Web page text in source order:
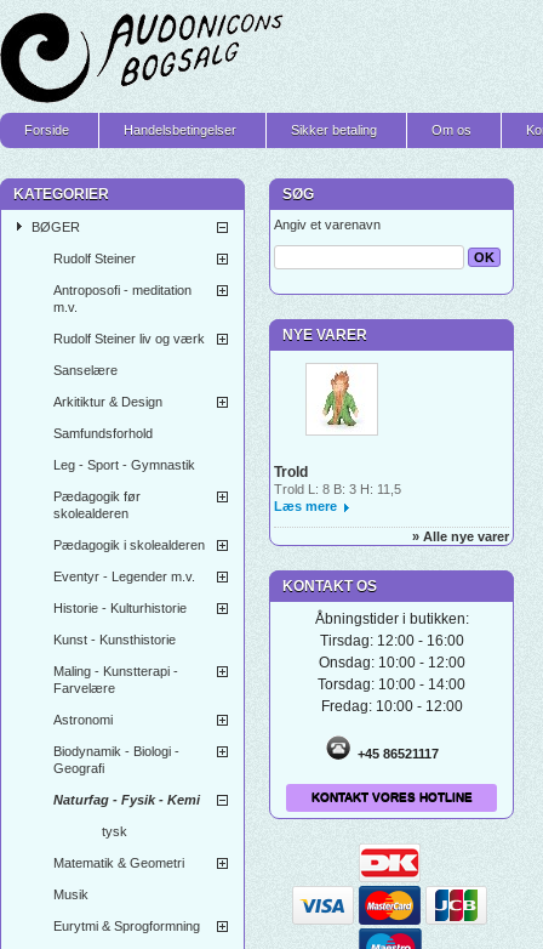
Forside Handelsbetingelser Sikker betaling Om os
KATEGORIER
BØGER
Rudolf Steiner
Antroposofi - meditation
m.v.
Rudolf Steiner liv og værk
Sanselære
Arkitiktur & Design
Samfundsforhold
Leg - Sport - Gymnastik
Pædagogik før
skolealderen
Pædagogik i skolealderen
Eventyr - Legender m.v.
Historie - Kulturhistorie
Kunst - Kunsthistorie
Maling - Kunstterapi -
Farvelære
Astronomi
Biodynamik - Biologi -
Geografi
Naturfag - Fysik - Kemi
tysk
Matematik & Geometri
Musik
Eurytmi & Sprogformning
SØG
Angiv et varenavn
NYE VARER
Trold
Trold L: 8 B: 3 H: 11,5
Læs mere
» Alle nye varer
KONTAKT OS
Åbningstider i butikken:
Tirsdag: 12:00 - 16:00
Onsdag: 10:00 - 12:00
Torsdag: 10:00 - 14:00
Fredag: 10:00 - 12:00
+45 86521117
KONTAKT VORES HOTLINE